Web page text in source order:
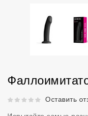
Рейтинг 5 из 5.Оставить